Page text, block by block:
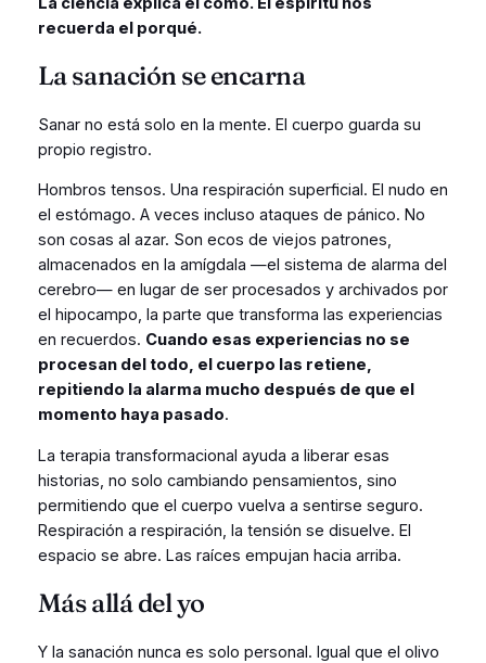
recuerda el porqué.
La sanación se encarna
Sanar no está solo en la mente. El cuerpo guarda su
propio registro.
Hombros tensos. Una respiración superficial. El nudo en
el estómago. A veces incluso ataques de pánico. No
son cosas al azar. Son ecos de viejos patrones,
almacenados en la amígdala —el sistema de alarma del
cerebro— en lugar de ser procesados y archivados por
el hipocampo, la parte que transforma las experiencias
en recuerdos. Cuando esas experiencias no se
procesan del todo, el cuerpo las retiene,
repitiendo la alarma mucho después de que el
momento haya pasado.
La terapia transformacional ayuda a liberar esas
historias, no solo cambiando pensamientos, sino
permitiendo que el cuerpo vuelva a sentirse seguro.
Respiración a respiración, la tensión se disuelve. El
espacio se abre. Las raíces empujan hacia arriba.
Más allá del yo
Y la sanación nunca es solo personal. Igual que el olivo